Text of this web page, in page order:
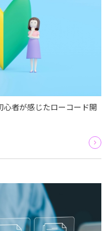
者が感じたローコード開